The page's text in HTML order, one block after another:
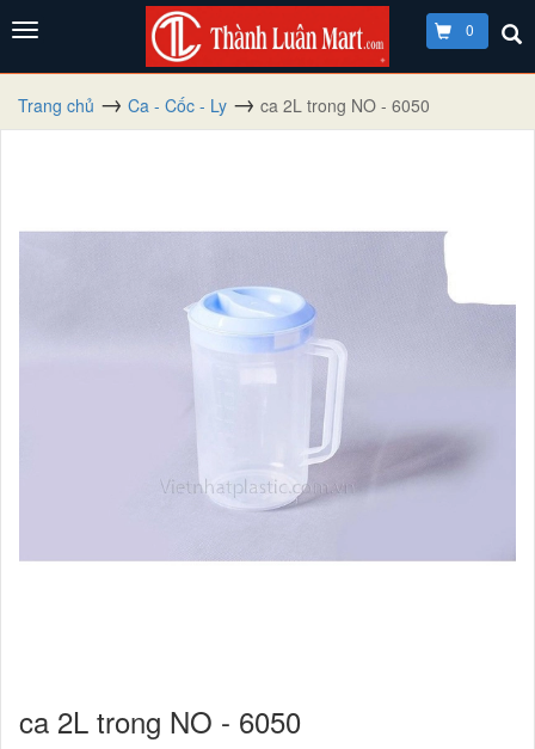
0
Trang chủ Ca - Cốc - Ly ca 2L trong NO - 6050
ca 2L trong NO - 6050